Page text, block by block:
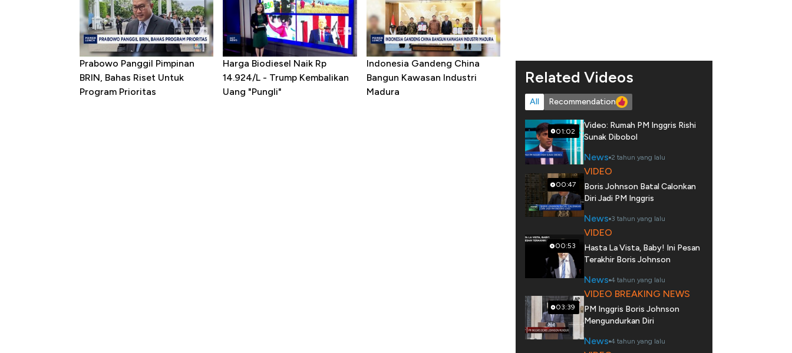
Prabowo Panggil Pimpinan
BRIN, Bahas Riset Untuk
Program Prioritas
Harga Biodiesel Naik Rp
14.924/L - Trump Kembalikan
Uang "Pungli"
Indonesia Gandeng China
Bangun Kawasan Industri
Madura
Related Videos
All Recommendation
01:02
Video: Rumah PM Inggris Rishi
Sunak Dibobol
News 2 tahun yang lalu
00:47
VIDEO
Boris Johnson Batal Calonkan
Diri Jadi PM Inggris
News 3 tahun yang lalu
00:53
VIDEO
Hasta La Vista, Baby! Ini Pesan
Terakhir Boris Johnson
News 4 tahun yang lalu
03:39
VIDEO BREAKING NEWS
PM Inggris Boris Johnson
Mengundurkan Diri
News 4 tahun yang lalu